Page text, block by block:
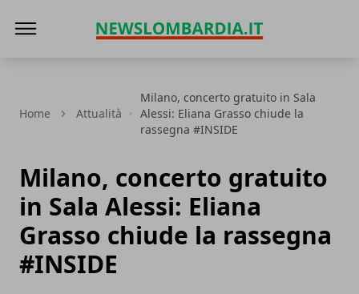
Home Attualità
Milano, concerto gratuito in Sala
Alessi: Eliana Grasso chiude la
rassegna #INSIDE
Milano, concerto gratuito
in Sala Alessi: Eliana
Grasso chiude la rassegna
#INSIDE